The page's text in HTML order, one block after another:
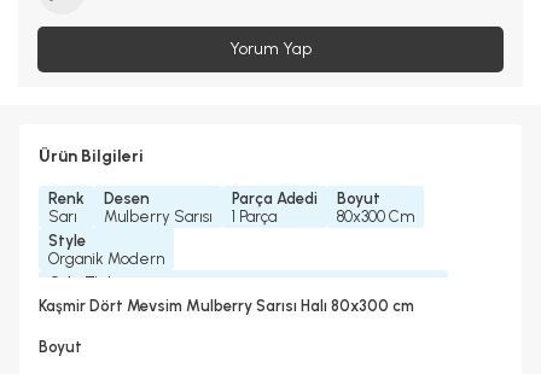
Yorum Yap
Ürün Bilgileri
Renk
Sarı
Desen
Mulberry Sarısı
Parça Adedi
1 Parça
Boyut
80x300 Cm
Style
Organik Modern
Oda Tipi
Koridor Ve Antre, Mutfak, Oturma Ve Yatak Odası, Yolluk
Hayır
Kaşmir Dört Mevsim Mulberry Sarısı Halı 80x300 cm
Boyut